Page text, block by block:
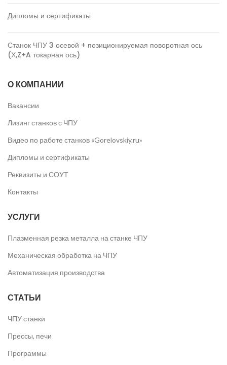
Дипломы и сертификаты
Станок ЧПУ 3 осевой + позиционируемая поворотная ось
(Х,Z+A токарная ось)
О КОМПАНИИ
Вакансии
Лизинг станков с ЧПУ
Видео по работе станков «Gorelovskiy.ru»
Дипломы и сертификаты
Реквизиты и СОУТ
Контакты
УСЛУГИ
Плазменная резка металла на станке ЧПУ
Механическая обработка на ЧПУ
Автоматизация производства
СТАТЬИ
ЧПУ станки
Прессы, печи
Программы